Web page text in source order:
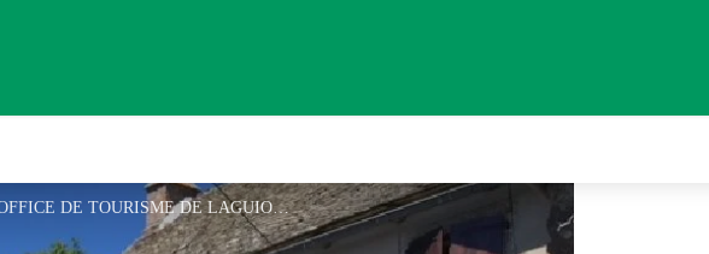
GASQ Daniel - OFFICE DE TOURISME DE LAGUIOLE